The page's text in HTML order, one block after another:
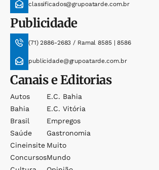
classificados@grupoatarde.com.br
Publicidade
(71) 2886-2683 / Ramal 8585 | 8586
publicidade@grupoatarde.com.br
Canais e Editorias
Autos
Bahia
Brasil
Saúde
Cineinsite
Concursos
E.c. Bahia
E.c. Vitória
Empregos
Gastronomia
Muito
Mundo